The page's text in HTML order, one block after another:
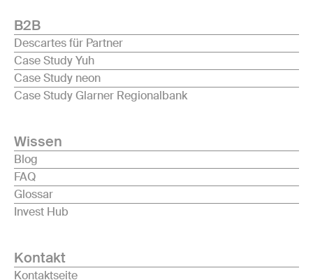
B2B
Descartes für Partner
Case Study Yuh
Case Study neon
Case Study Glarner Regionalbank
Wissen
Blog
FAQ
Glossar
Invest Hub
Kontakt
Kontaktseite